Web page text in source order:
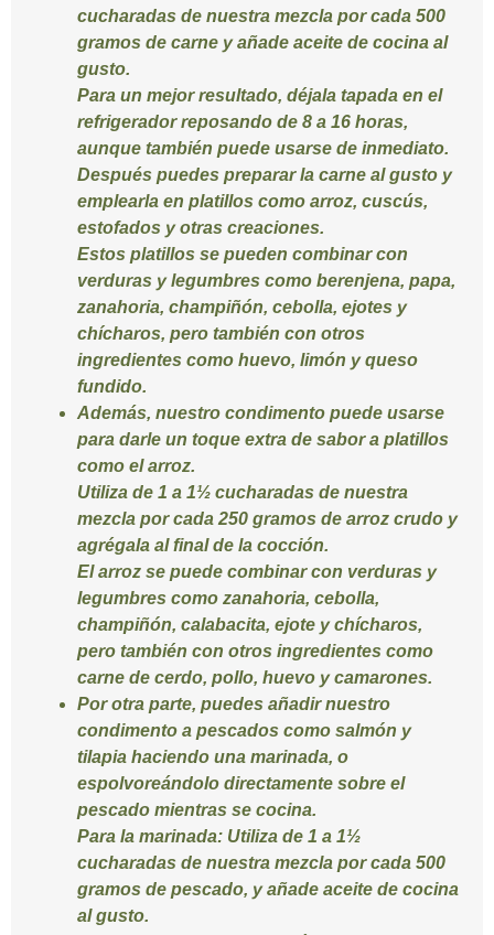
cucharadas de nuestra mezcla por cada 500
gramos de carne y añade aceite de cocina al
gusto.
Para un mejor resultado, déjala tapada en el
refrigerador reposando de 8 a 16 horas,
aunque también puede usarse de inmediato.
Después puedes preparar la carne al gusto y
emplearla en platillos como arroz, cuscús,
estofados y otras creaciones.
Estos platillos se pueden combinar con
verduras y legumbres como berenjena, papa,
zanahoria, champiñón, cebolla, ejotes y
chícharos, pero también con otros
ingredientes como huevo, limón y queso
fundido.
Además, nuestro condimento puede usarse
para darle un toque extra de sabor a platillos
como el arroz.
Utiliza de 1 a 1½ cucharadas de nuestra
mezcla por cada 250 gramos de arroz crudo y
agrégala al final de la cocción.
El arroz se puede combinar con verduras y
legumbres como zanahoria, cebolla,
champiñón, calabacita, ejote y chícharos,
pero también con otros ingredientes como
carne de cerdo, pollo, huevo y camarones.
Por otra parte, puedes añadir nuestro
condimento a pescados como salmón y
tilapia haciendo una marinada, o
espolvoreándolo directamente sobre el
pescado mientras se cocina.
Para la marinada: Utiliza de 1 a 1½
cucharadas de nuestra mezcla por cada 500
gramos de pescado, y añade aceite de cocina
al gusto.